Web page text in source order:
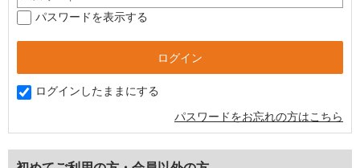
パスワードを表示する
ログインしたままにする
パスワードをお忘れの方はこちら